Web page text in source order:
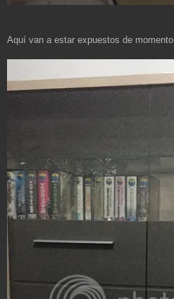
Aquí van a estar expuestos de momento